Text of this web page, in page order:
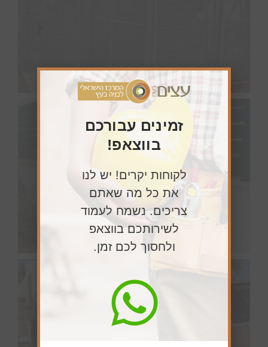
זמינים עבורכם
בווצאפ!
לקוחות יקרים! יש לנו
את כל מה שאתם
צריכים. נשמח לעמוד
לשירותכם בווצאפ
ולחסוך לכם זמן.